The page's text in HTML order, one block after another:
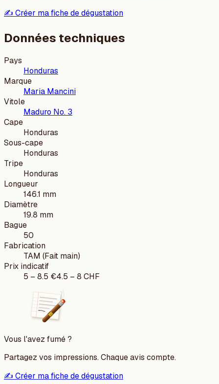
✍️ Créer ma fiche de dégustation
Données techniques
Pays
Honduras
Marque
Maria Mancini
Vitole
Maduro No. 3
Cape
Honduras
Sous-cape
Honduras
Tripe
Honduras
Longueur
146.1 mm
Diamètre
19.8 mm
Bague
50
Fabrication
TAM (Fait main)
Prix indicatif
5 – 8.5 €4.5 – 8 CHF
Vous l'avez fumé ?
Partagez vos impressions. Chaque avis compte.
✍️ Créer ma fiche de dégustation